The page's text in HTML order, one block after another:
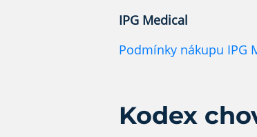
IPG Medical
Podmínky nákupu IPG
Kodex